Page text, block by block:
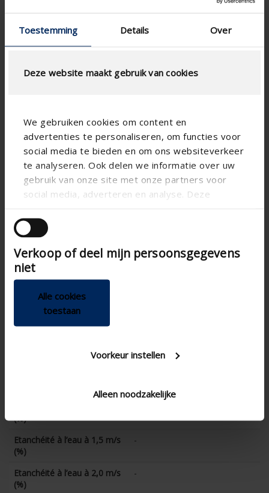
Toestemming Details Over
Deze website maakt gebruik van cookies
We gebruiken cookies om content en
advertenties te personaliseren, om functies voor
social media te bieden en om ons websiteverkeer
te analyseren. Ook delen we informatie over uw
gebruik van onze site met onze partners voor
social media, adverteren en analyse. Deze
andere informatie die u aan ze heeft verstrekt of
die ze hebben verzameld op basis van uw gebruik
van hun services.
Verkoop of deel mijn persoonsgegevens
niet
Alle cookies
toestaan
Voorkeur instellen
Alleen noodzakelijke
CALCUL DU DÉBIT D'AIR
Spécifications techniques
Pas de lame (mm)
50
technical.standaardgaastype
technical.ip_klasse
IP2XD
Profondeur à encastrer
(mm)
Profondeur de grille totale
(mm)
Facteur K (aspiration)
13.8
Coefficient CE
Facteur K (extraction)
(%)
Etanchéité à l’eau à 1,5 m/s
(%)
-
Etanchéité à l’eau à 2,0 m/s
(%)
-